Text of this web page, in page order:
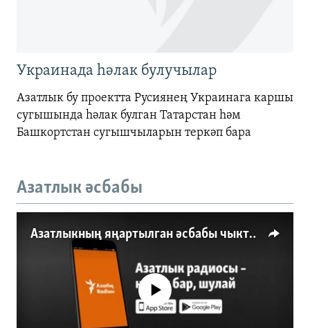
Украинада һәлак булучылар
Азатлык бу проектта Русиянең Украинага каршы
сугышында һәлак булган Татарстан һәм
Башкортстан сугышчыларын теркәп бара
Азатлык әсбабы
Азатлыкның яңартылган әсбабы чыкты
No media source currently available